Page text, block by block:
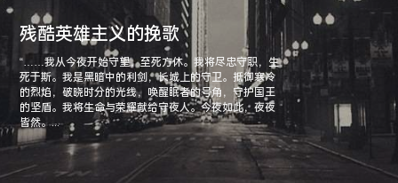
残酷英雄主义的挽歌
“……我从今夜开始守望，至死方休。我将尽忠守职，生
死于斯。我是黑暗中的利剑，长城上的守卫。抵御寒冷
的烈焰，破晓时分的光线，唤醒眠者的号角，守护国王
的坚盾。我将生命与荣耀献给守夜人。今夜如此，夜夜
皆然。...